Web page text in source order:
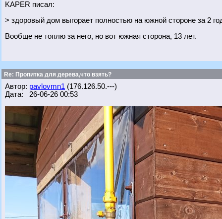
KAPER писал:
> здоровый дом выгорает полностью на южной стороне за 2
Вообще не топлю за него, но вот южная сторона, 13 лет.
Re: Пропитка для дерева,что взять?
Автор: pavlovmn1 (176.126.50.---)
Дата: 26-06-26 00:53